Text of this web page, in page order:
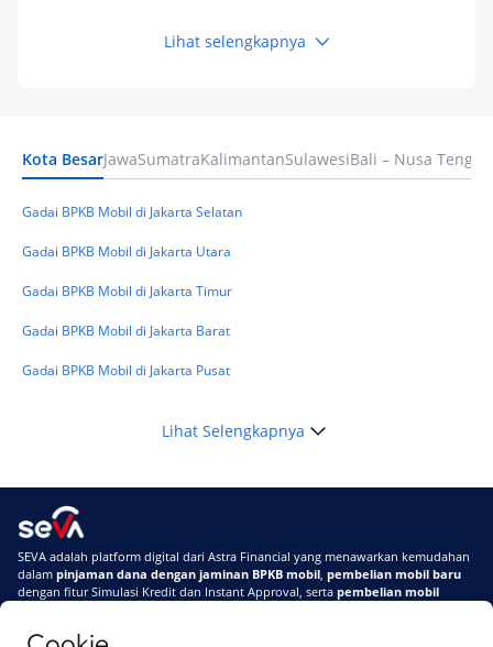
Keuangan
Keuangan
Masuk BI Checking? Simak Peraturan
Lihat selengkapnya
Kota BesarJawaSumatraKalimantanSulawesiBali – Nusa
Gadai BPKB Mobil di Jakarta Selatan
Gadai BPKB Mobil di Jakarta Utara
Gadai BPKB Mobil di Jakarta Timur
Gadai BPKB Mobil di Jakarta Barat
Gadai BPKB Mobil di Jakarta Pusat
Lihat Selengkapnya
SEVA adalah platform digital dari Astra Financial yang menawarkan kemudahan
dalam pinjaman dana dengan jaminan BPKB mobil pembelian mobil baru
dengan fitur Simulasi Kredit dan Instant Approval, serta pembelian mobil